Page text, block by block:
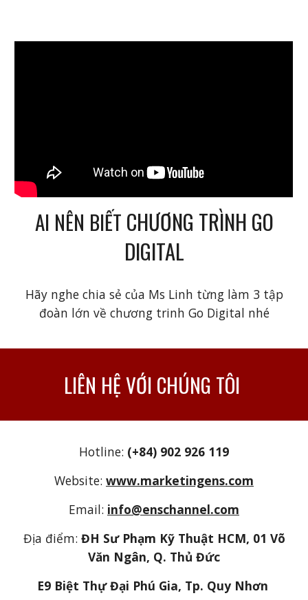
AI NÊN BIẾT CHƯƠNG TRÌNH GO
DIGITAL
Hãy nghe chia sẻ của Ms Linh từng làm 3 tập
đoàn lớn về chương trinh Go Digital nhé
LIÊN HỆ VỚI CHÚNG TÔI
Hotline: (+84) 902 926 119
Website: www.marketingens.com
Email: info@enschannel.com
Địa điểm: ĐH Sư Phạm Kỹ Thuật HCM, 01 Võ
Văn Ngân, Q. Thủ Đức
E9 Biệt Thự Đại Phú Gia, Tp. Quy Nhơn